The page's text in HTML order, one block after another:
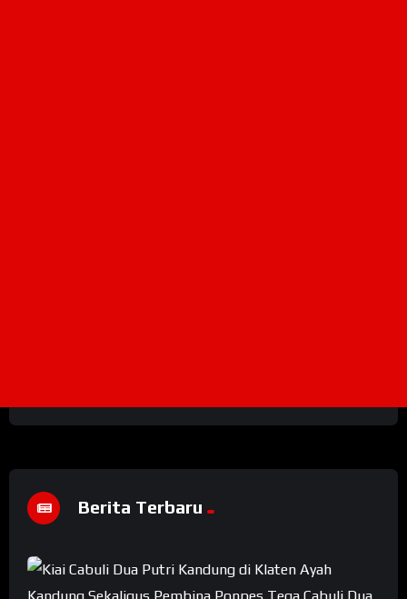
Berita Terbaru